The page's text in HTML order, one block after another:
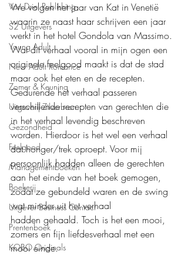
Van Driel Publishing
S2 Uitgevers
Young Adult
New Adult Romance
Zomer & Keuning
Uitgeverij Zilverbron
Gezondheid
Feelgood
Managementboeken
Boekerij
Uitgever Business Contact
Prentenboek
KOBO Originals
We volgen het jaar van Kat in Venetië
waarin ze naast haar schrijven een jaar
werkt in het hotel Gondola van Massimo.
Wat dit verhaal vooral in mijn ogen een
originele feelgood maakt is dat de stad
maar ook het eten en de recepten.
Gedurende het verhaal passeren
verschillende recepten van gerechten die
in het verhaal levendig beschreven
worden. Hierdoor is het wel een verhaal
dat honger/trek oproept. Voor mij
persoonlijk hadden alleen de gerechten
aan het einde van het boek gemogen,
zodat ze gebundeld waren en de swing
wat minder uit het verhaal
hadden gehaald. Toch is het een mooi,
zomers en fijn liefdesverhaal met een
mooi einde.